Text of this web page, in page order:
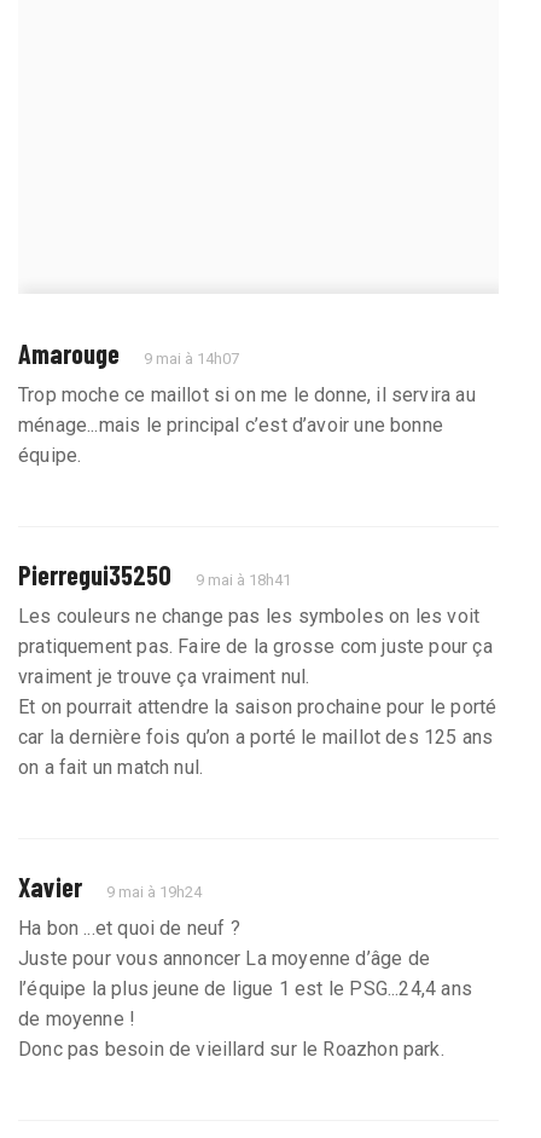
Amarouge 9 mai à 14h07
Trop moche ce maillot si on me le donne, il servira au
ménage...mais le principal c’est d’avoir une bonne
équipe.
Pierregui35250 9 mai à 18h41
Les couleurs ne change pas les symboles on les voit
pratiquement pas. Faire de la grosse com juste pour ça
vraiment je trouve ça vraiment nul.
Et on pourrait attendre la saison prochaine pour le porté
car la dernière fois qu’on a porté le maillot des 125 ans
on a fait un match nul.
Xavier 9 mai à 19h24
Ha bon ...et quoi de neuf ?
Juste pour vous annoncer La moyenne d’âge de
l’équipe la plus jeune de ligue 1 est le PSG...24,4 ans
de moyenne !
Donc pas besoin de vieillard sur le Roazhon park.